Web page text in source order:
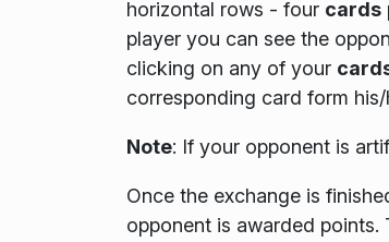
horizontal rows - four cards
player you can see the
clicking on any of your
corresponding card form
Note: If your opponent is
Once the exchange is
opponent is awarded points.